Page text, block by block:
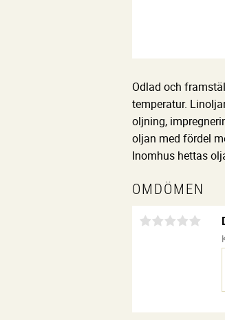
Odlad och
temperatur.
oljning,
oljan med fördel
Inomhus hettas
OMDÖMEN